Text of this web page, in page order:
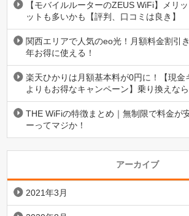
【モバイルルーターのZEUS WiFi】メリ
ットも多いかも【評判、口コミは良き】
関西エリアで人気のeo光！月額料金割引
年お得に使える！
楽天ひかりは月額基本料が0円に！【現金
よりもお得なキャンペーン】乗り換えなら
THE WiFiの特徴まとめ｜無制限で料金が
ーってマジか！
アーカイブ
2021年3月